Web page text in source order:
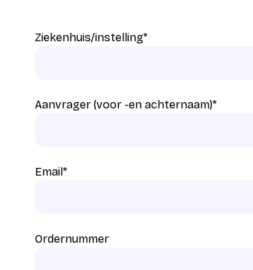
Ziekenhuis/instelling*
Aanvrager (voor -en achternaam)*
Email*
Ordernummer